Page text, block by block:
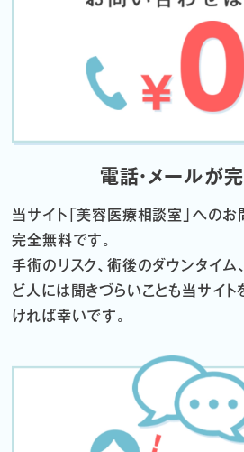
電話・メールが
当サイト「美容医療相談室」への
完全無料です。
手術のリスク、術後のダウンタイム
ど 人には聞きづらいことも当サイ
ければ幸いです。